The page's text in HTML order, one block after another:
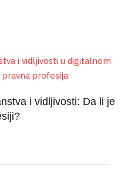
i vidljivosti: Da li je